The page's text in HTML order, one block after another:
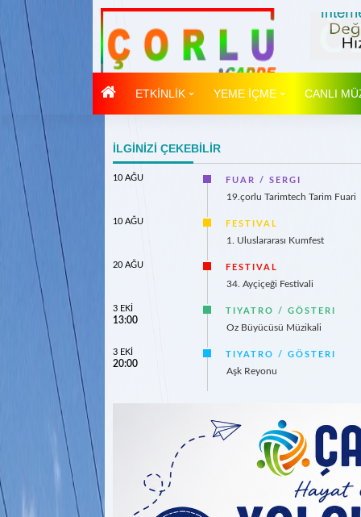
ETKİNLİK YEME İÇME CANLI
İLGİNİZİ ÇEKEBİLİR
10 AĞU FUAR / SERGI
19.çorlu Tarimtech Tarim Fuari
10 AĞU FESTIVAL
1. Uluslararası Kumfest
20 AĞU FESTIVAL
34. Ayçiçeği Festivali
3 EKİ
13:00
TIYATRO / GÖSTERI
Oz Büyücüsü Müzikali
3 EKİ
20:00
TIYATRO / GÖSTERI
Aşk Reyonu